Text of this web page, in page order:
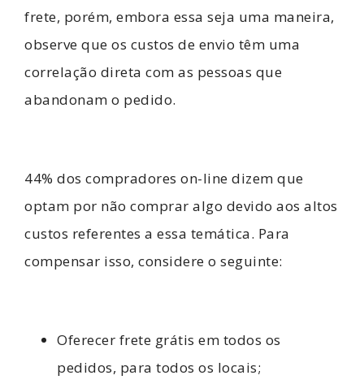
frete, porém, embora essa seja uma maneira,
observe que os custos de envio têm uma
correlação direta com as pessoas que
abandonam o pedido.
44% dos compradores on-line dizem que
optam por não comprar algo devido aos altos
custos referentes a essa temática. Para
compensar isso, considere o seguinte:
Oferecer frete grátis em todos os
pedidos, para todos os locais;